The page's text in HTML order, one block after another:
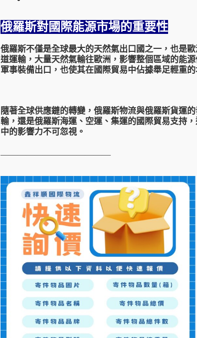
俄羅斯對國際能源市場的重要性
俄羅斯不僅是全球最大的天然氣出口國之一，也是
道運輸，大量天然氣輸往歐洲，影響整個區域的能
軍事裝備出口，也使其在國際貿易中佔據舉足輕重
隨著全球供應鏈的轉變， 俄羅斯物流與俄羅斯貨運
輸，還是俄羅斯海運、空運、集運的國際貿易支持
中的影響力不可忽視。
—————————————